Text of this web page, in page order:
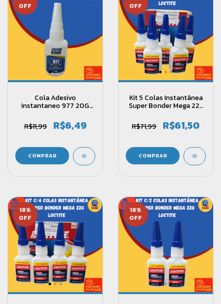
OFF
Cola Adesivo
instantaneo 977 20G
R$11,99
R$6,49
OFF
Kit 5 Colas Instantânea
Super Bonder Mega 22g
R$71,99
R$61,50
18%
OFF
18%
OFF